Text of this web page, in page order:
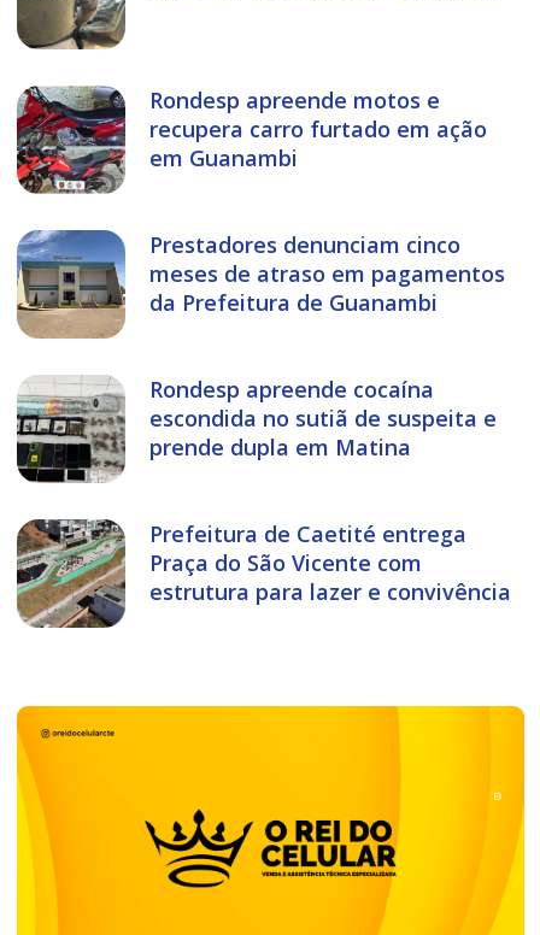
Rondesp apreende motos e
recupera carro furtado em ação
em Guanambi
Prestadores denunciam cinco
meses de atraso em pagamentos
da Prefeitura de Guanambi
Rondesp apreende cocaína
escondida no sutiã de suspeita e
prende dupla em Matina
Prefeitura de Caetité entrega
Praça do São Vicente com
estrutura para lazer e convivência